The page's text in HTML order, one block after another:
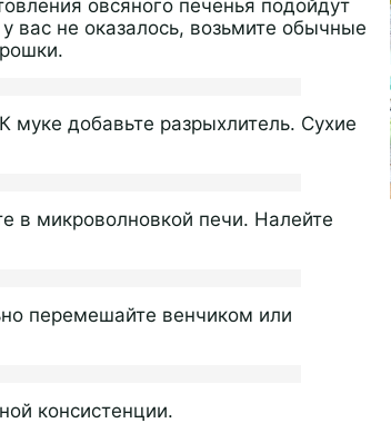
овсяного печенья подойдут
вас не оказалось, возьмите обычные
муке добавьте разрыхлитель. Сухие
в микроволновкой печи. Налейте
перемешайте венчиком или
консистенции.